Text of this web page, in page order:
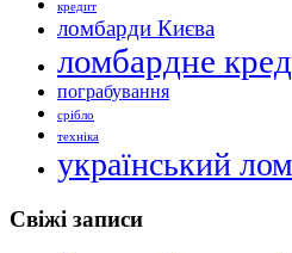
кредит
ломбарди Києва
ломбардне
пограбування
срібло
техніка
український
Свіжі записи